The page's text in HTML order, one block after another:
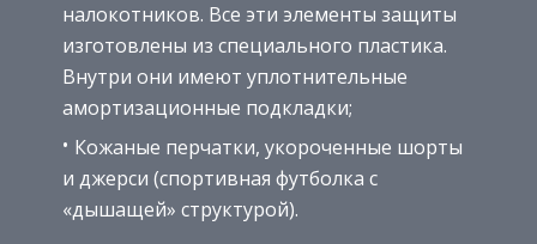
налокотников. Все эти элементы защиты
изготовлены из специального пластика.
Внутри они имеют уплотнительные
амортизационные подкладки;
Кожаные перчатки, укороченные шорты
и джерси (спортивная футболка с
«дышащей» структурой).